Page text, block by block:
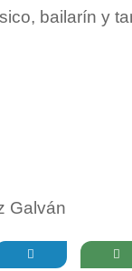
bailarín y
Galván